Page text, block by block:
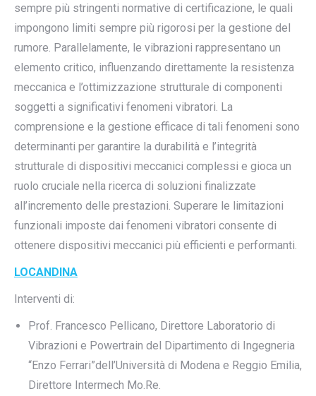
sempre più stringenti normative di certificazione, le quali
impongono limiti sempre più rigorosi per la gestione del
rumore. Parallelamente, le vibrazioni rappresentano un
elemento critico, influenzando direttamente la resistenza
meccanica e l’ottimizzazione strutturale di componenti
soggetti a significativi fenomeni vibratori. La
comprensione e la gestione efficace di tali fenomeni sono
determinanti per garantire la durabilità e l’integrità
strutturale di dispositivi meccanici complessi e gioca un
ruolo cruciale nella ricerca di soluzioni finalizzate
all’incremento delle prestazioni. Superare le limitazioni
funzionali imposte dai fenomeni vibratori consente di
ottenere dispositivi meccanici più efficienti e performanti.
LOCANDINA
Interventi di:
Prof. Francesco Pellicano, Direttore Laboratorio di
Vibrazioni e Powertrain del Dipartimento di Ingegneria
“Enzo Ferrari”dell’Università di Modena e Reggio Emilia,
Direttore Intermech Mo.Re.